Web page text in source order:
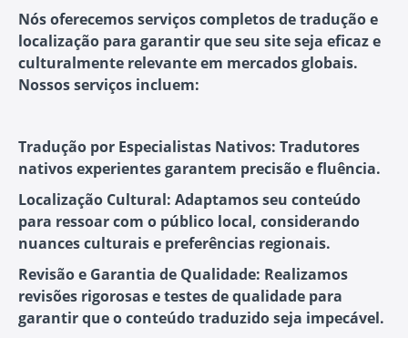
Nós oferecemos serviços completos de tradução e
localização para garantir que seu site seja eficaz e
culturalmente relevante em mercados globais.
Nossos serviços incluem:
Tradução por Especialistas Nativos: Tradutores
nativos experientes garantem precisão e fluência.
Localização Cultural: Adaptamos seu conteúdo
para ressoar com o público local, considerando
nuances culturais e preferências regionais.
Revisão e Garantia de Qualidade: Realizamos
revisões rigorosas e testes de qualidade para
garantir que o conteúdo traduzido seja impecável.